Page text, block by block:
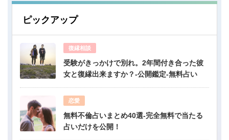
ピックアップ
復縁相談
受験がきっかけで別れ。2年間付き合った彼
女と復縁出来ますか？-公開鑑定-無料占い
恋愛
無料不倫占いまとめ40選-完全無料で当たる
占いだけを公開！